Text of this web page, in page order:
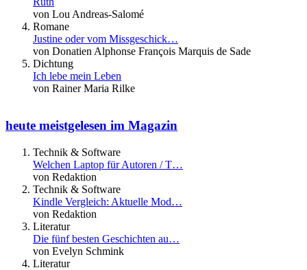
von Lou Andreas-Salomé
Romane
Justine oder vom Missgeschick…
von Donatien Alphonse François Marquis de Sade
Dichtung
Ich lebe mein Leben
von Rainer Maria Rilke
heute meistgelesen im Magazin
Technik & Software
Welchen Laptop für Autoren / T…
von Redaktion
Technik & Software
Kindle Vergleich: Aktuelle Mod…
von Redaktion
Literatur
Die fünf besten Geschichten au…
von Evelyn Schmink
Literatur